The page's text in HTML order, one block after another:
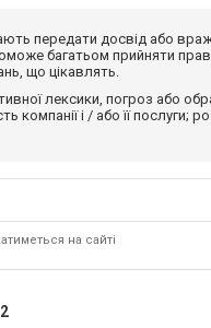
передати досвід або
багатьом прийняти
що цікавлять.
лексики, погроз або
компанії і / або її
на сайті